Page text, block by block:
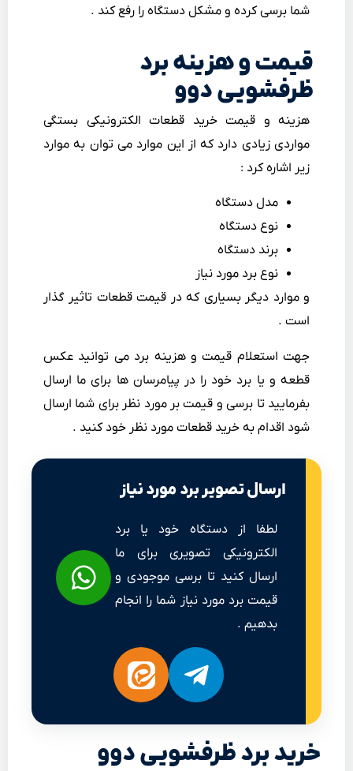
شما برسی کرده و مشکل دستگاه را رفع کند .
قیمت و هزینه برد
ظرفشویی دوو
هزینه و قیمت خرید قطعات الکترونیکی بستگی
مواردی زیادی دارد که از این موارد می توان به موارد
زیر اشاره کرد :
مدل دستگاه
نوع دستگاه
برند دستگاه
نوع برد مورد نیاز
و موارد دیگر بسیاری که در قیمت قطعات تاثیر گذار
است .
جهت استعلام قیمت و هزینه برد می توانید عکس
قطعه و یا برد خود را در پیامرسان ها برای ما ارسال
بفرمایید تا برسی و قیمت بر مورد نظر برای شما ارسال
شود اقدام به خرید قطعات مورد نظر خود کنید .
ارسال تصویر برد مورد نیاز
لطفا از دستگاه خود یا برد
الکترونیکی تصویری برای ما
ارسال کنید تا برسی موجودی و
قیمت برد مورد نیاز شما را انجام
بدهیم .
خرید برد ظرفشویی دوو